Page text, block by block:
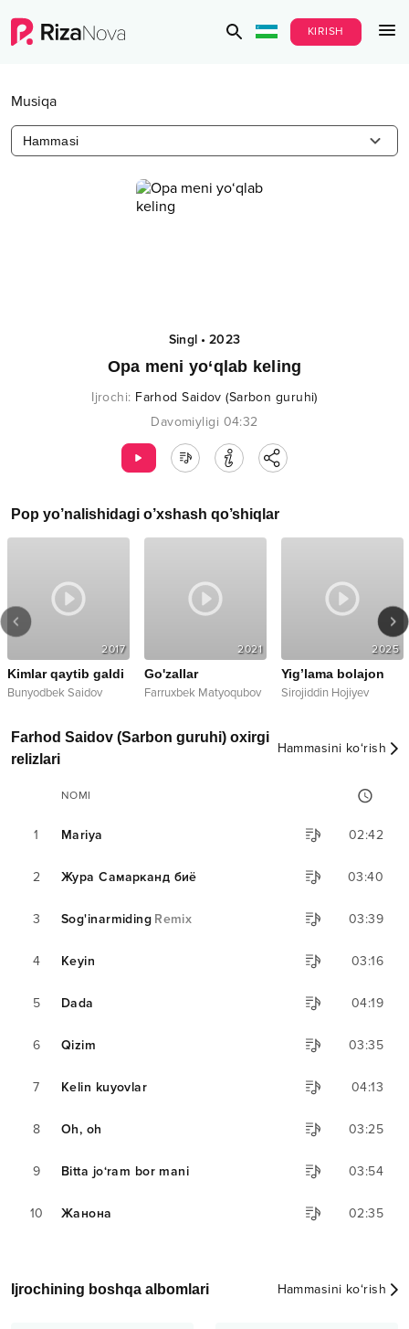
KIRISH
Musiqa
Hammasi
Singl•2023
Opa meni yo‘qlab keling
Ijrochi: Farhod Saidov (Sarbon guruhi)
Davomiyligi 04:32
Pop yo’nalishidagi o’xshash qo’shiqlar
2017
Kimlar qaytib galdi
Bunyodbek Saidov
2021
Go'zallar
Farruxbek Matyoqubov
2025
Yig’lama bolajon
Sirojiddin Hojiyev
Farhod Saidov (Sarbon guruhi) oxirgi
relizlari
Hammasini ko‘rish
NOMI
1 Mariya 02:42
2 Жура Самарканд биё 03:40
3 Sog'inarmiding Remix 03:39
4 Keyin 03:16
5 Dada 04:19
6 Qizim 03:35
7 Kelin kuyovlar 04:13
8 Oh, oh 03:25
9 Bitta jo‘ram bor mani 03:54
10 Жанона 02:35
Ijrochining boshqa albomlari Hammasini ko‘rish